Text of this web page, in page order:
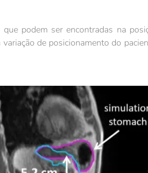
podem ser encontradas na
de posicionamento do